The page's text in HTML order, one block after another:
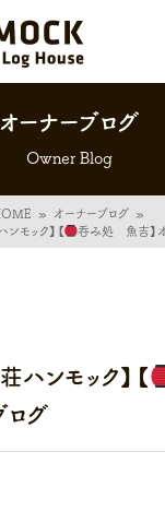
オーナーブログ
Owner Blog
» オーナーブログ»
モック】【
呑み処 魚吉】
ンモック】【
ログ